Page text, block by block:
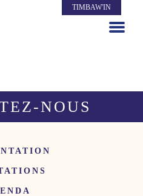
TIMBAW'IN
NOUS